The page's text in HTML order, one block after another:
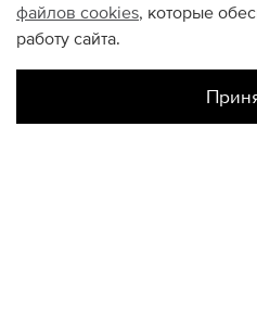
файлов cookies, которые
работу сайта.